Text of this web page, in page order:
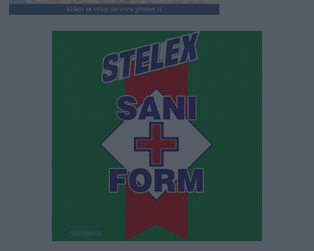
klikni za vstop na www.promet.si